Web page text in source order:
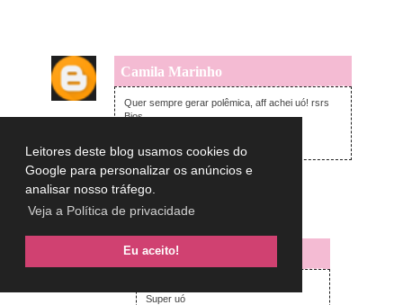
Leitores deste blog usamos cookies do
Google para personalizar os anúncios e
analisar nosso tráfego.
Veja a Política de privacidade
Eu aceito!
Camila Marinho
segunda-feira, dezembro 09, 2013
Quer sempre gerar polêmica, aff achei uó! rsrs
Bjos
Responder
Respostas
Lulu on the sky
terça-feira, dezembro 10, 2013
Super uó